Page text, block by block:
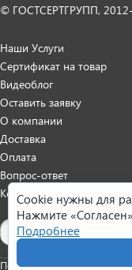
© ГОСТСЕРТГРУПП,
Наши Услуги
Сертификат на товар
Видеоблог
Оставить заявку
О компании
Доставка
Оплата
Вопрос-ответ
Контакты
Политика персональных
Cookie нужны для
Нажмите
Подробнее